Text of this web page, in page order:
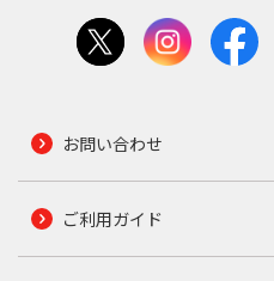
お問い合わせ
ご利用ガイド